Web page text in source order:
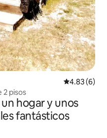
Calificación
4.83 (6)
2 pisos
hogar y unos
fantásticos